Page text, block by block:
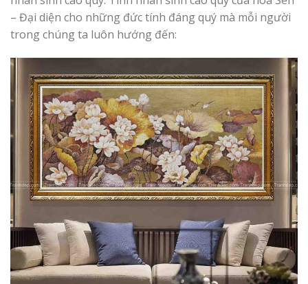
– Đại diện cho những đức tính đáng quý mà mỗi người
trong chúng ta luôn hướng đến: